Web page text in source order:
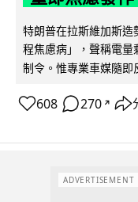
特朗普在拉斯維加斯造
程焦慮病」，聲稱電
制令。惟專業車媒隨即
608 270 ↗
ADVERTISEMENT